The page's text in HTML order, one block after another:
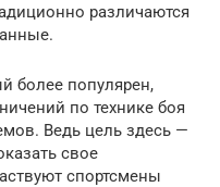
различаются
более популярен,
по технике боя
Ведь цель здесь —
свое
спортсмены